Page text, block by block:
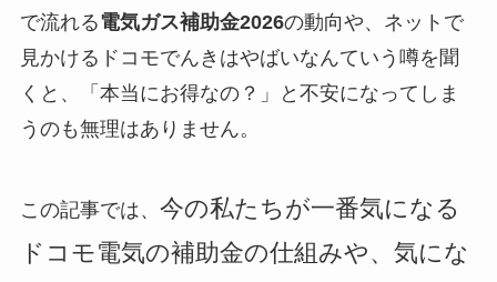
で流れる電気ガス補助金2026の動向や、ネットで
見かけるドコモでんきはやばいなんていう噂を聞
くと、「本当にお得なの？」と不安になってしま
うのも無理はありません。
この記事では、 今の私たちが一番気になる
ドコモ電気の補助金の仕組みや、気にな